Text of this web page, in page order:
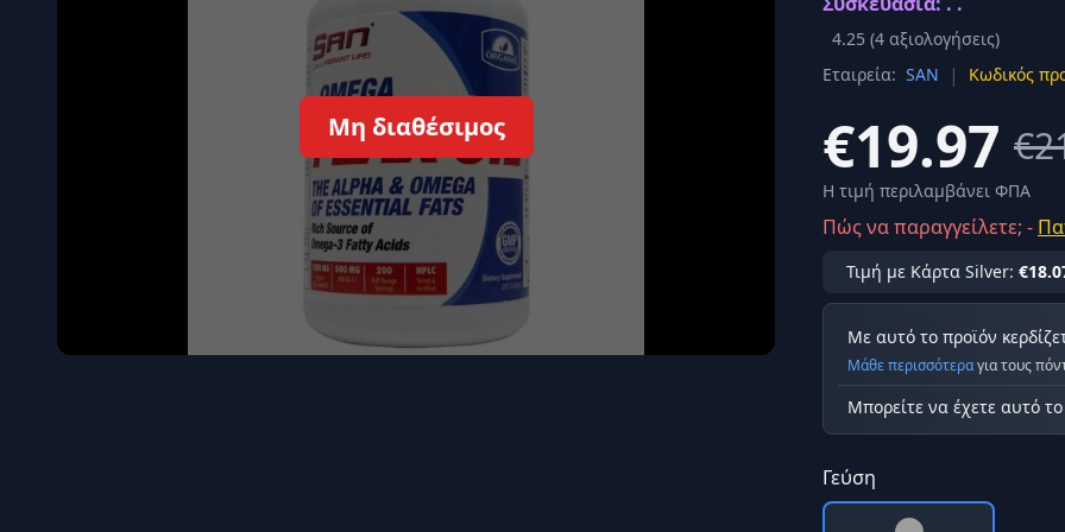
Όγκου
Διεγερτικά
Τεστοστερόνης
Προβολή όλων των αποτελεσμάτων
Μη διαθέσιμος
4.25 (4 αξιολογήσεις)
Εταιρεία: SAN | Κωδικός
€19.97
Η τιμή περιλαμβάνει ΦΠΑ
Πώς να παραγγείλετε; -
Τιμή με Κάρτα Silver:
Με αυτό το προϊόν
Μάθε περισσότεραγια τους
Μπορείτε να έχετε αυτό
Γεύση
Σύνδεση
Εγγραφείτε εδώ
Επιστροφή